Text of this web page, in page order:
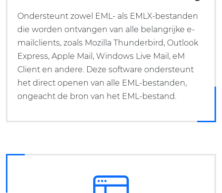
Ondersteunt zowel EML- als EMLX-bestanden
die worden ontvangen van alle belangrijke e-
mailclients, zoals Mozilla Thunderbird, Outlook
Express, Apple Mail, Windows Live Mail, eM
Client en andere. Deze software ondersteunt
het direct openen van alle EML-bestanden,
ongeacht de bron van het EML-bestand.